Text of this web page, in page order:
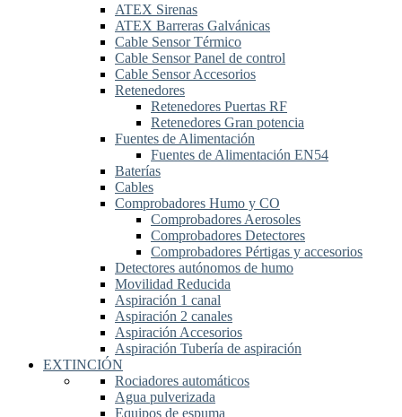
ATEX Sirenas
ATEX Barreras Galvánicas
Cable Sensor Térmico
Cable Sensor Panel de control
Cable Sensor Accesorios
Retenedores
Retenedores Puertas RF
Retenedores Gran potencia
Fuentes de Alimentación
Fuentes de Alimentación EN54
Baterías
Cables
Comprobadores Humo y CO
Comprobadores Aerosoles
Comprobadores Detectores
Comprobadores Pértigas y accesorios
Detectores autónomos de humo
Movilidad Reducida
Aspiración 1 canal
Aspiración 2 canales
Aspiración Accesorios
Aspiración Tubería de aspiración
EXTINCIÓN
Rociadores automáticos
Agua pulverizada
Equipos de espuma